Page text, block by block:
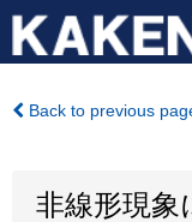
Back to previous
非線形現象